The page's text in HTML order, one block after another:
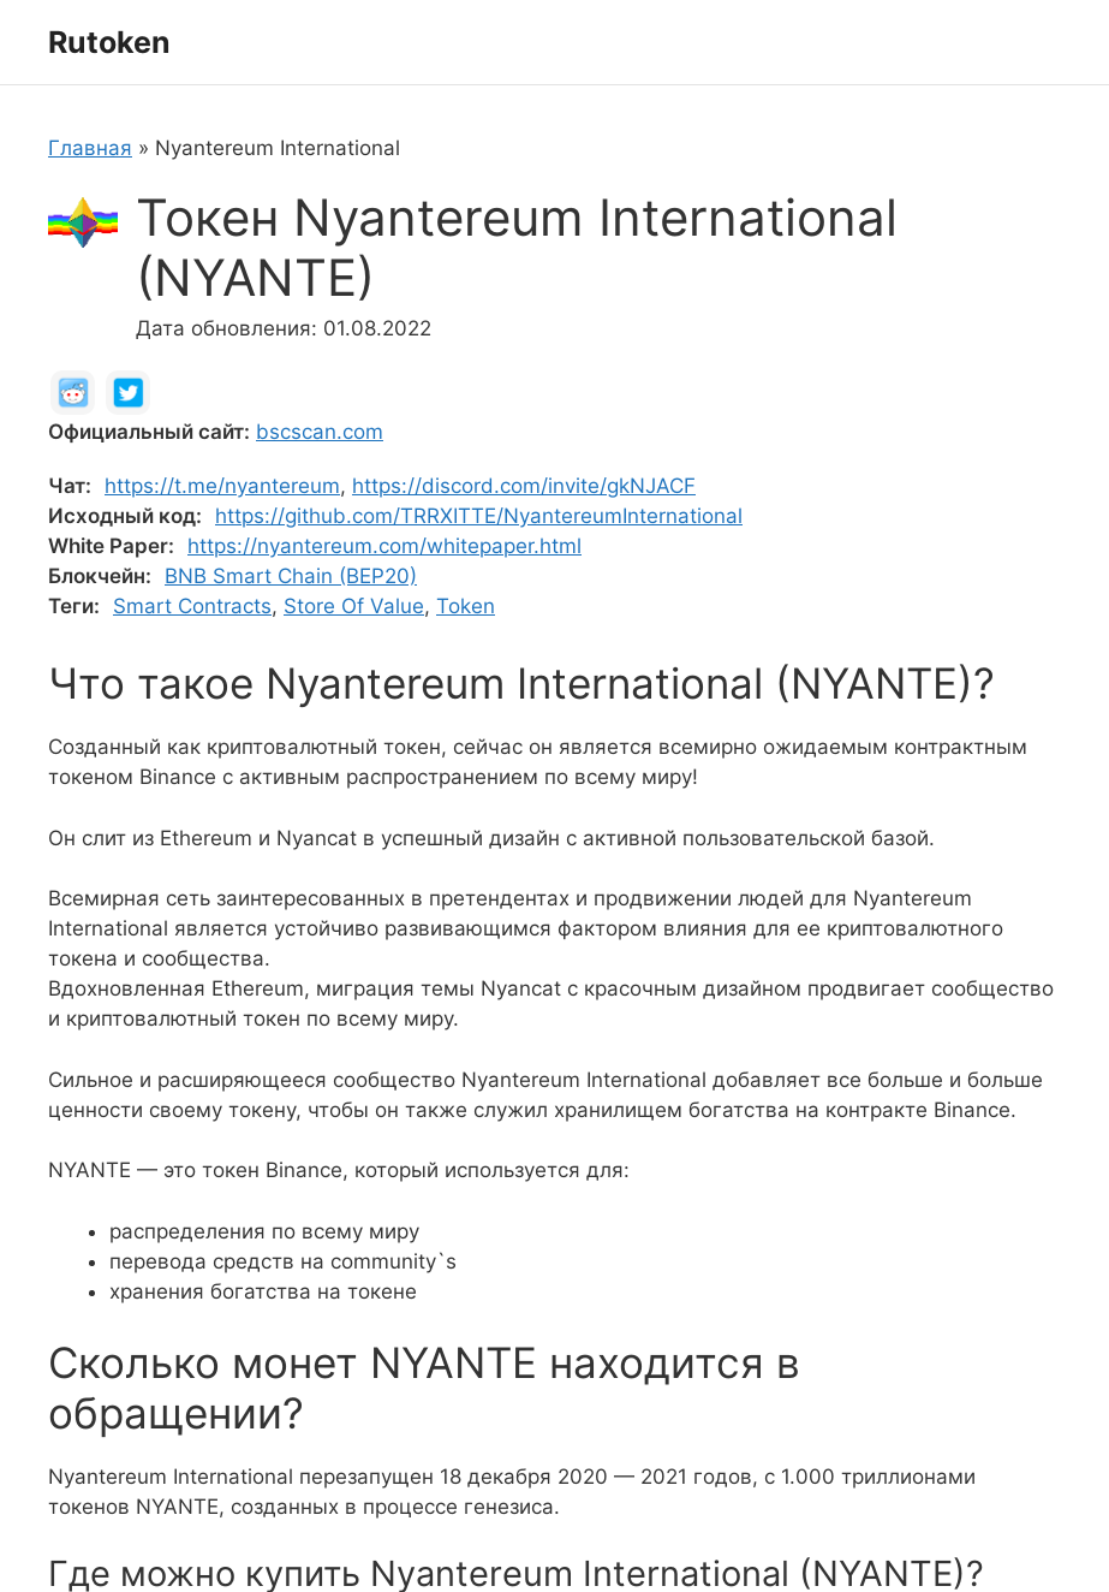
Rutoken
Главная » Nyantereum International
Токен Nyantereum International
(NYANTE)
Дата обновления: 01.08.2022
Официальный сайт: bscscan.com
Чат: https://t.me/nyantereum, https://discord.com/invite/gkNJACF
Исходный код:
https://github.com/TRRXITTE/NyantereumInternational
White Paper:
https://nyantereum.com/whitepaper.html
Блокчейн:
BNB Smart Chain (BEP20)
Теги:
Smart Contracts, Store Of Value, Token
Что такое Nyantereum International (NYANTE)?
Созданный как криптовалютный токен, сейчас он является всемирно ожидаемым контрактным
токеном Binance с активным распространением по всему миру!
Он слит из Ethereum и Nyancat в успешный дизайн с активной пользовательской базой.
Всемирная сеть заинтересованных в претендентах и продвижении людей для Nyantereum
International является устойчиво развивающимся фактором влияния для ее криптовалютного
токена и сообщества.
Вдохновленная Ethereum, миграция темы Nyancat с красочным дизайном продвигает сообщество
и криптовалютный токен по всему миру.
Сильное и расширяющееся сообщество Nyantereum International добавляет все больше и больше
ценности своему токену, чтобы он также служил хранилищем богатства на контракте Binance.
NYANTE — это токен Binance, который используется для:
распределения по всему миру
перевода средств на community`s
хранения богатства на токене
Сколько монет NYANTE находится в
обращении?
Nyantereum International перезапущен 18 декабря 2020 — 2021 годов, с 1.000 триллионами
токенов NYANTE, созданных в процессе генезиса.
Где можно купить Nyantereum International (NYANTE)?